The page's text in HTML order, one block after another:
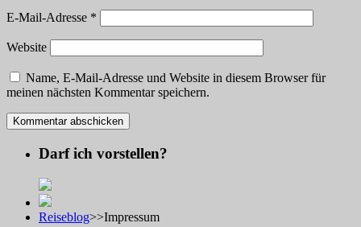
E-Mail-Adresse *
Website
Name, E-Mail-Adresse und Website in diesem Browser für
meinen nächsten Kommentar speichern.
Darf ich vorstellen?
Reiseblog>>Impressum